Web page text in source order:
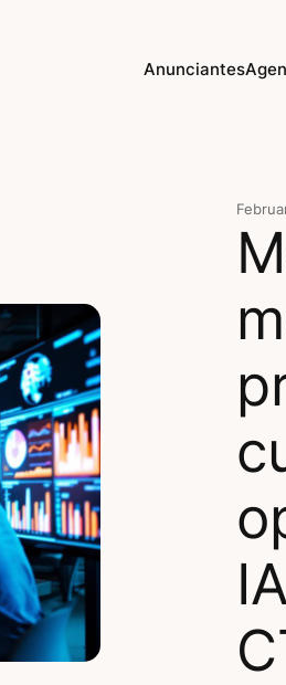
Anunciantes